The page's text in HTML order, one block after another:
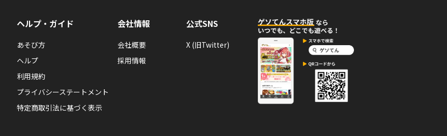
ヘルプ・ガイド
あそび方
ヘルプ
利用規約
プライバシーステートメント
特定商取引法に基づく表示
会社情報
会社概要
採用情報
公式SNS
X (旧Twitter)